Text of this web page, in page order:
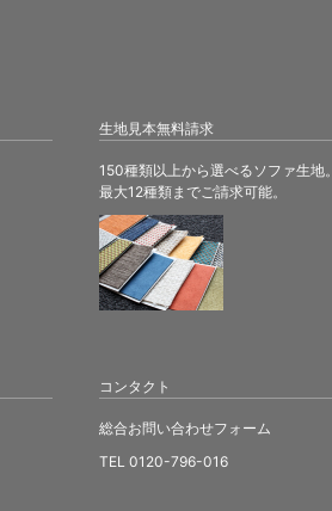
生地見本無料請求
150種類以上から選べるソファ生地。
最大12種類までご請求可能。
コンタクト
総合お問い合わせフォーム
TEL 0120-796-016